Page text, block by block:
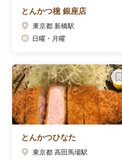
とんかつ檍 銀座店
東京都 新橋駅
日曜・月曜
とんかつひなた
東京都 高田馬場駅